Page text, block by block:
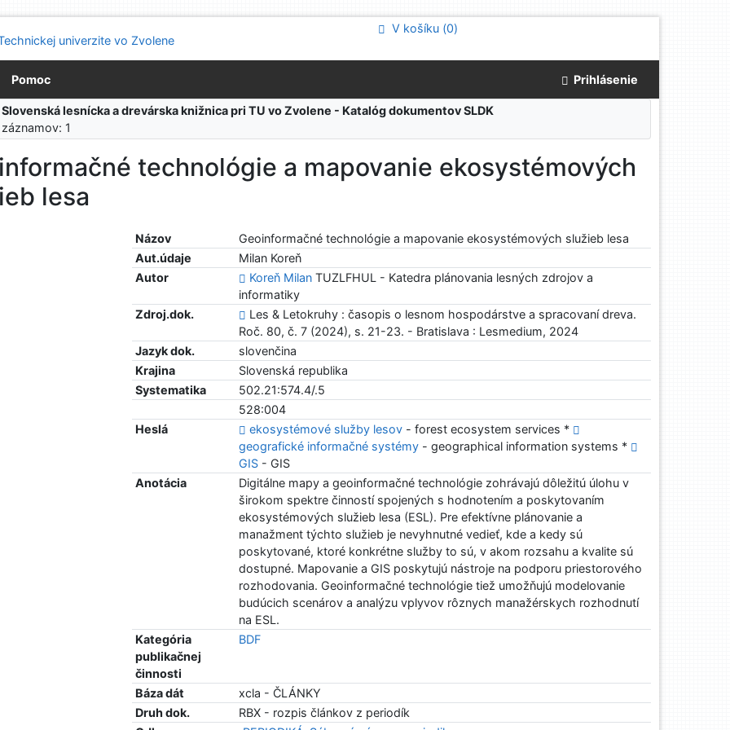
V košíku (0)
Pomoc Prihlásenie
Slovenská lesnícka a drevárska knižnica pri TU vo Zvolene - Katalóg dokumentov SLDK
1
technológie a mapovanie ekosystémových
lesa
Názov
Geoinformačné technológie a mapovanie ekosystémových služieb lesa
Aut.údaje
Milan Koreň
Autor
Koreň Milan TUZLFHUL - Katedra plánovania lesných zdrojov a
informatiky
Zdroj.dok.
Les & Letokruhy : časopis o lesnom hospodárstve a spracovaní dreva.
Roč. 80, č. 7 (2024), s. 21-23. - Bratislava : Lesmedium, 2024
Jazyk dok.
slovenčina
Krajina
Slovenská republika
Systematika
502.21:574.4/.5
528:004
Heslá
ekosystémové služby lesov - forest ecosystem services *
geografické informačné systémy - geographical information systems *
GIS - GIS
Anotácia
Digitálne mapy a geoinformačné technológie zohrávajú dôležitú úlohu v
širokom spektre činností spojených s hodnotením a poskytovaním
ekosystémových služieb lesa (ESL). Pre efektívne plánovanie a
manažment týchto služieb je nevyhnutné vedieť, kde a kedy sú
poskytované, ktoré konkrétne služby to sú, v akom rozsahu a kvalite sú
dostupné. Mapovanie a GIS poskytujú nástroje na podporu priestorového
rozhodovania. Geoinformačné technológie tiež umožňujú modelovanie
budúcich scenárov a analýzu vplyvov rôznych manažérskych rozhodnutí
na ESL.
Kategória
publikačnej
činnosti
BDF
Báza dát
xcla - ČLÁNKY
Druh dok.
RBX - rozpis článkov z periodík